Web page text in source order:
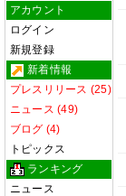
アカウント
ログイン
新規登録
新着情報
プレスリリース (25)
ニュース (49)
ブログ (4)
トピックス
ランキング
ニュース